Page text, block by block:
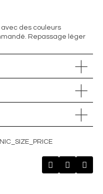
avec des couleurs
Repassage léger